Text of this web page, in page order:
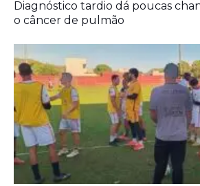
Agora é oficial